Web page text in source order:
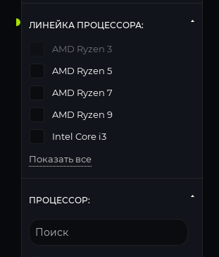
ЛИНЕЙКА ПРОЦЕССОРА:
AMD Ryzen 3
AMD Ryzen 5
AMD Ryzen 7
AMD Ryzen 9
Intel Core i3
Показать все
ПРОЦЕССОР: